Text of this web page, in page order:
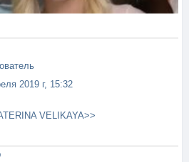
2019 г, 15:32
VELIKAYA>>